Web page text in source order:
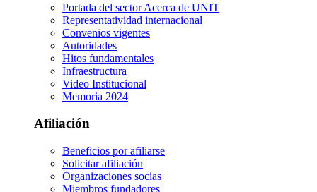
Portada del sectorAcerca de UNIT
Representatividad internacional
Convenios vigentes
Autoridades
Hitos fundamentales
Infraestructura
Video Institucional
Memoria 2024
Afiliación
Beneficios por afiliarse
Solicitar afiliación
Organizaciones socias
Miembros fundadores